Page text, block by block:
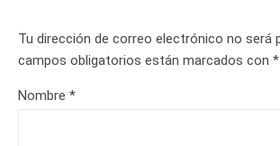
Tu dirección de correo electrónico no será
campos obligatorios están marcados con *
Nombre *